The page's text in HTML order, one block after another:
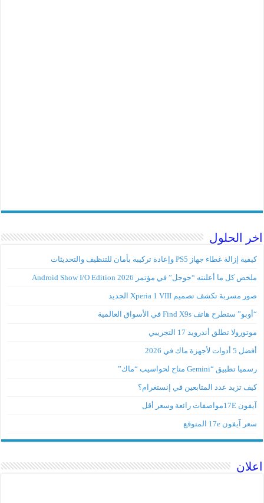
اخر الحلول
كيفية إزالة غطاء جهاز PS5 وإعادة تركيبه بأمان للتنظيف والتحديثات
ملخص كل ما أعلنته “جوجل” في مؤتمر Android Show I/O Edition 2026
صور مسربة تكشف تصميم Xperia 1 VIII الجديد
“أوبو” ستطرح هاتف Find X9s في الأسواق العالمية
موتورولا تطلق أندرويد 17 التجريبي
أفضل 5 أدوات لأجهزة ماك في 2026
رسميا تطبيق “Gemini متاح لحواسيب “ماك”
كيف تزيد عدد المتابعين في إنستغرام؟
آيفون 17Eمواصفات رائعة وسعر أقل
سعر آيفون 17e المتوقع
اعلان